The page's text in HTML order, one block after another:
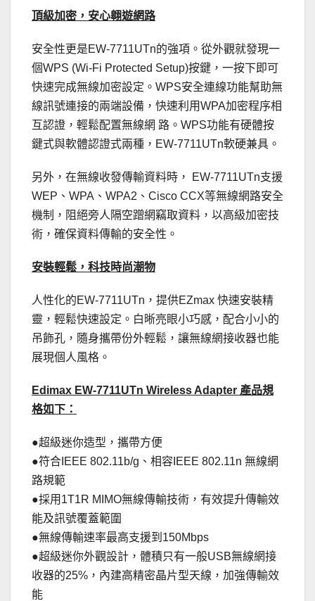
頂級加密，安心翱遊網路
安全性更是EW-7711UTn的強項。從外觀就發現一
個WPS (Wi-Fi Protected Setup)按鍵，一按下即可
快速完成無線加密設定。WPS安全連線功能幫助無
線訊號連接的兩端設備，快速利用WPA加密程序相
互認證，輕鬆配置無線網 路。WPS功能有硬體按
鍵式與軟體認證式兩種，EW-7711UTn軟硬兼具。
另外，在無線收發傳輸資料時， EW-7711UTn支援
WEP、WPA、WPA2、Cisco CCX等無線網路安全
機制，阻絕旁人隔空蹭網竊取資料，以高級加密技
術，確保資料傳輸的安全性。
安裝輕鬆，科技時尚潮物
人性化的EW-7711UTn，提供EZmax 快速安裝精
靈，輕鬆快速設定。白晰亮眼小巧感，配合小小的
吊飾孔，隨身攜帶份外輕鬆，讓無線網接收器也能
展現個人風格。
Edimax EW-7711UTn Wireless Adapter 產品規
格如下：
●超級迷你造型，攜帶方便
●符合IEEE 802.11b/g、相容IEEE 802.11n 無線網
路規範
●採用1T1R MIMO無線傳輸技術，有效提升傳輸效
能及訊號覆蓋範圍
●無線傳輸速率最高支援到150Mbps
●超級迷你外觀設計，體積只有一般USB無線網接
收器的25%，內建高精密晶片型天線，加強傳輸效
能